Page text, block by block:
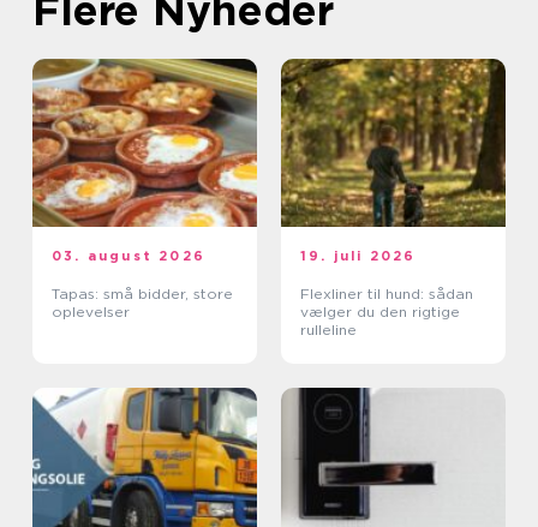
03. august 2026
Tapas: små bidder, store
oplevelser
19. juli 2026
Flexliner til hund: sådan
vælger du den rigtige
rulleline